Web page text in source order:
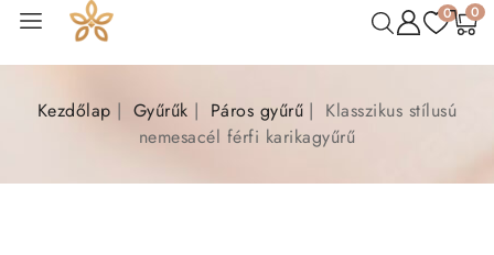
0 0
Kezdőlap Gyűrűk Páros gyűrű
Klasszikus stílusú
nemesacél férfi karikagyűrű